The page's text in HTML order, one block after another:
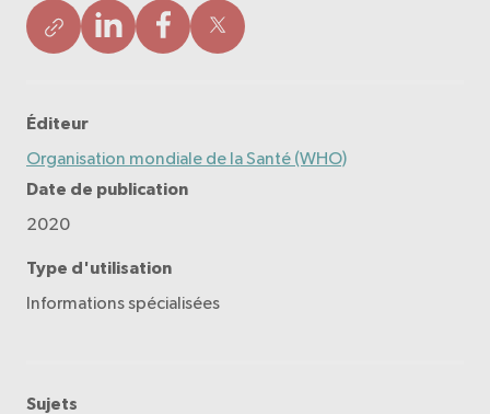
Éditeur
Organisation mondiale de la Santé (WHO)
Date de publication
2020
Type d'utilisation
Informations spécialisées
Sujets